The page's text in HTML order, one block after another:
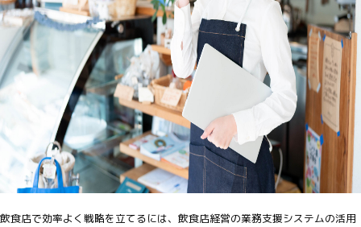
飲食店で効率よく戦略を立てるには、飲食店経営の業務支援システムの活用